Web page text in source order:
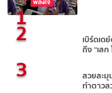
1
2 เบิร์ดเด
ถึง “เสก
3 สวยละมุ
ทำตาว